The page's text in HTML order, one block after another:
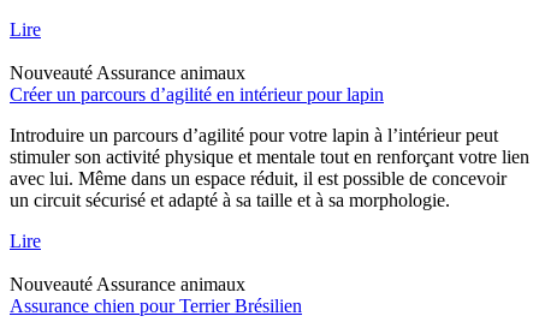
Lire
Nouveauté Assurance animaux
Créer un parcours d’agilité en intérieur pour lapin
Introduire un parcours d’agilité pour votre lapin à l’intérieur peut
stimuler son activité physique et mentale tout en renforçant votre lien
avec lui. Même dans un espace réduit, il est possible de concevoir
un circuit sécurisé et adapté à sa taille et à sa morphologie.
Lire
Nouveauté Assurance animaux
Assurance chien pour Terrier Brésilien